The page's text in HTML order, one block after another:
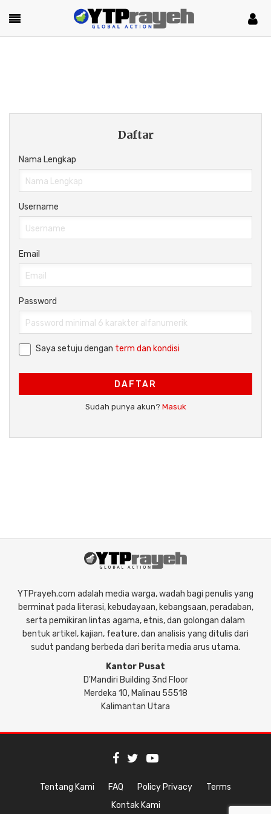
Daftar
Nama Lengkap
Username
Email
Password
Saya setuju dengan term dan kondisi
DAFTAR
Sudah punya akun? Masuk
YTPrayeh.com adalah media warga, wadah bagi penulis yang
berminat pada literasi, kebudayaan, kebangsaan, peradaban,
serta pemikiran lintas agama, etnis, dan golongan dalam
bentuk artikel, kajian, feature, dan analisis yang ditulis dari
sudut pandang berbeda dari berita media arus utama.
Kantor Pusat
D'Mandiri Building 3nd Floor
Merdeka 10, Malinau 55518
Kalimantan Utara
Tentang Kami FAQ Policy Privacy
Terms
Kontak Kami